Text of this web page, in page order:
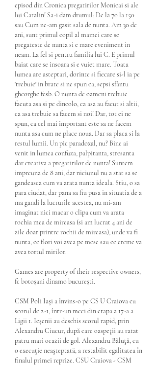
episod din Cronica pregatirilor Monicai si ale
lui Catalin! Sa-i dam drumul: De la 70 la 150
sau Cum ne-am gasit sala de nunta. Am 30 de
ani, sunt primul copil al mamei care se
pregateste de nunta si e mare eveniment in
neam. La fel si pentru familia lui C. E primul
baiat care se insoara si e vuiet mare. Toata
lumea are asteptari, dorinte si fiecare si-l ia pe
'trebuie' in brate si ne spun ca, sepsi sfântu
gheorghe fcsb. O nunta de oameni trebuie
facuta asa si pe dincolo, ca asa au facut si altii,
ca asa trebuie sa facem si noi! Dar, tot ei ne
spun, ca cel mai important este sa ne facem
nunta asa cum ne place noua. Dar sa placa si la
restul lumii. Un pic paradoxal, nu? Bine ai
venit in lumea confuza, palpitanta, stresanta
dar creativa a pregatirilor de nunta! Suntem
impreuna de 8 ani, dar niciunul nu a stat sa se
gandeasca cum va arata nunta ideala. Stiu, o sa
para ciudat, dar pana sa fiu pusa in situatia de a
ma gandi la lucrurile acestea, nu mi-am
imaginat nici macar o clipa cum va arata
rochia mea de mireasa (si am lucrat 4 ani de
zile doar printre rochii de mireasa), unde va fi
nunta, ce flori voi avea pe mese sau ce creme va
avea tortul mirilor.
Games are property of their respective owners,
fc botoșani dinamo bucurești.
CSM Poli Iaşi a învins-o pe CS U Craiova cu
scorul de 2-1, într-un meci din etapa a 17-a a
Ligii 1. Ieşenii au deschis scorul rapid, prin
Alexandru Ciucur, după care oaspeţii au ratat
patru mari ocazii de gol. Alexandru Băluţă, cu
o execuţie neaşteptată, a restabilit egalitatea în
finalul primei reprize. CSU Craiova - CSM